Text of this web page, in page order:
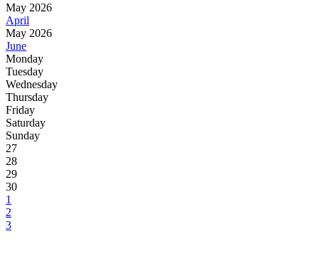
May 2026
April
May 2026
June
Monday
Tuesday
Wednesday
Thursday
Friday
Saturday
Sunday
27
28
29
30
1
2
3